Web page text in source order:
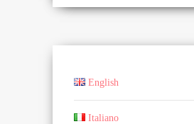
English
Italiano